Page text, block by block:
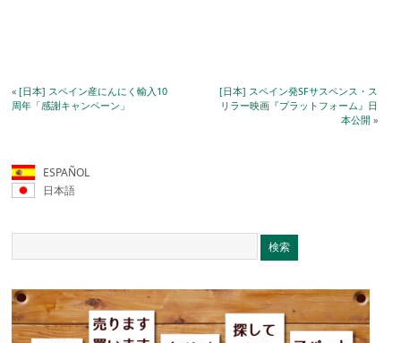
«[日本] スペイン産にんにく輸入10
周年「感謝キャンペーン」
[日本] スペイン発SFサスペンス・ス
リラー映画『プラットフォーム』日
本公開»
ESPAÑOL
日本語